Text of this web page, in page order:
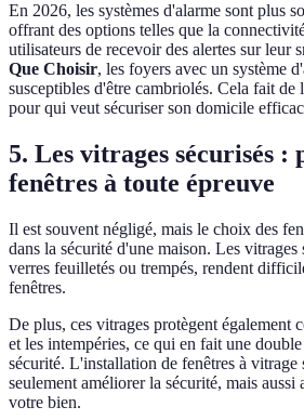
En 2026, les systèmes d'alarme sont plus
offrant des options telles que la
utilisateurs de recevoir des alertes sur leur
Que Choisir, les foyers avec un système
susceptibles d'être cambriolés. Cela fait de
pour qui veut sécuriser son domicile
5. Les vitrages sécurisés :
fenêtres à toute épreuve
Il est souvent négligé, mais le choix des
dans la sécurité d'une maison. Les vitrages
verres feuilletés ou trempés, rendent
fenêtres.
De plus, ces vitrages protègent également
et les intempéries, ce qui en fait une
sécurité. L'installation de fenêtres à vitrage
seulement améliorer la sécurité, mais aussi
votre bien.